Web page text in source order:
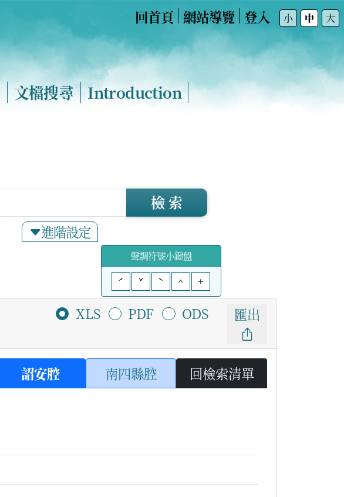
回首頁 網站導覽 登入 小 中 大
文檔搜尋 Introduction
進階設定
檢 索
聲調符號小鍵盤
ˊ
ˇ ˋ ^ +
XLS PDF ODS 匯出
詔安腔 南四縣腔 回檢索清單